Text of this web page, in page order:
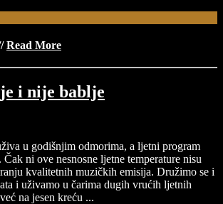
Read More
i nije bablje
u godišnjim odmorima, a ljetni program
ni ove nesnosne ljetne temperature nisu
kvalitetnih muzičkih emisija. Družimo se i
i uživamo u čarima dugih vrućih ljetnih
na jesen kreću ...